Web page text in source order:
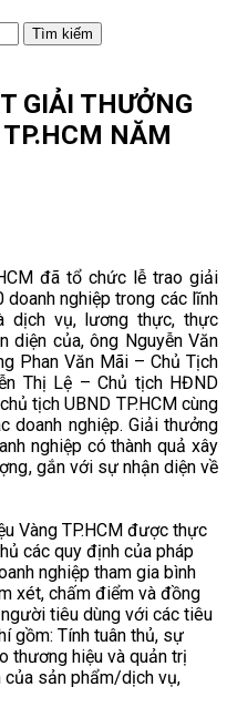
Tìm kiếm
GIẢI THƯỞNG
NĂM
đã tổ chức lễ trao giải
doanh nghiệp trong các lĩnh
dịch vụ, lương thực, thực
diện của, ông Nguyễn Văn
Phan Văn Mãi – Chủ Tịch
Thị Lệ – Chủ tịch HĐND
tịch UBND TP.HCM cùng
doanh nghiệp. Giải thưởng
nghiệp có thành quả xây
gắn với sự nhận diện về
Vàng TP.HCM được thực
các quy định của pháp
nghiệp tham gia bình
xét, chấm điểm và đồng
tiêu dùng với các tiêu
gồm: Tính tuân thủ, sự
thương hiệu và quản trị
của sản phẩm/dịch vụ,